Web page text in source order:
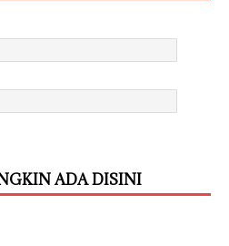
ADA DISINI